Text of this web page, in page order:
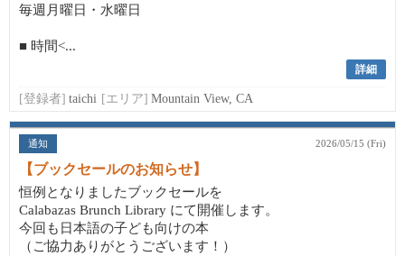
毎週月曜日・水曜日
■ 時間<...
詳細
[登録者] taichi [エリア] Mountain View, CA
通知 2026/05/15 (Fri)
【ブックセールのお知らせ】
恒例となりましたブックセールを
Calabazas Brunch Library にて開催します。
今回も日本語の子ども向けの本
（ご協力ありがとうございます！）